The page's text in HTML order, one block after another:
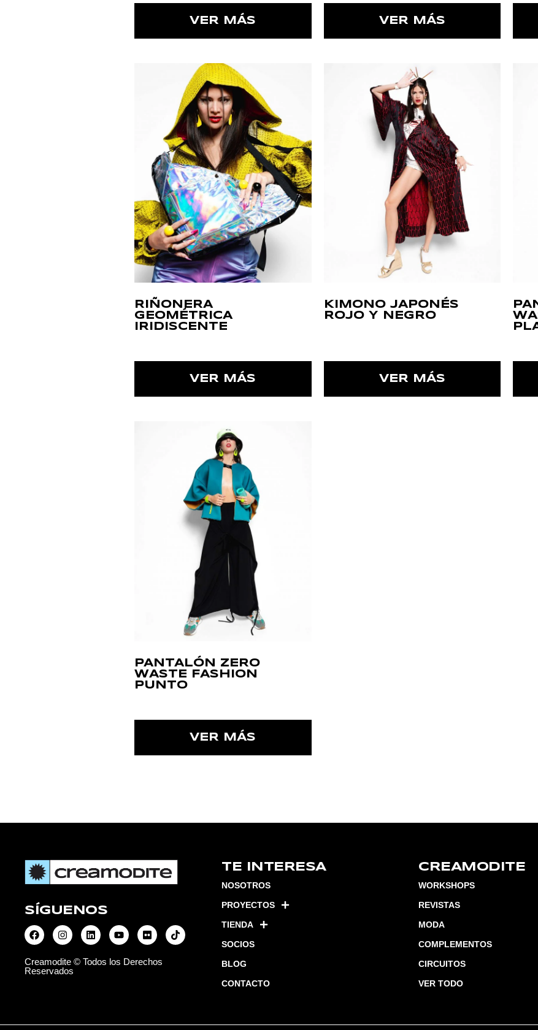
VER MÁS VER MÁS
RIÑONERA
GEOMÉTRICA
IRIDISCENTE
VER MÁS
KIMONO JAPONÉS
ROJO Y NEGRO
VER MÁS
PANTALÓN ZERO
WASTE FASHION
PUNTO
VER MÁS
SÍGUENOS
Creamodite © Todos los Derechos
Reservados
TE INTERESA
NOSOTROS
PROYECTOS
TIENDA
SOCIOS
BLOG
CONTACTO
CREAMODITE
WORKSHOPS
REVISTAS
MODA
COMPLEMENTOS
CIRCUITOS
VER TODO